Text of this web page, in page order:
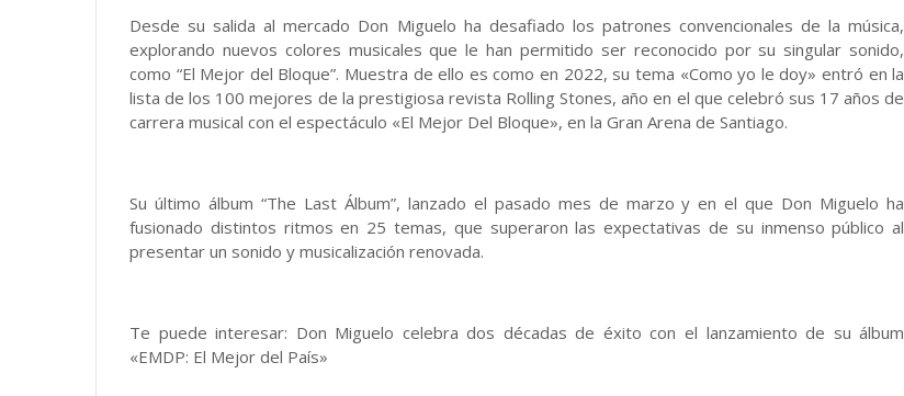
Desde su salida al mercado Don Miguelo ha desafiado los patrones convencionales de la música,
explorando nuevos colores musicales que le han permitido ser reconocido por su singular sonido,
como “El Mejor del Bloque”. Muestra de ello es como en 2022, su tema «Como yo le doy» entró en la
lista de los 100 mejores de la prestigiosa revista Rolling Stones, año en el que celebró sus 17 años de
carrera musical con el espectáculo «El Mejor Del Bloque», en la Gran Arena de Santiago.
Su último álbum “The Last Álbum”, lanzado el pasado mes de marzo y en el que Don Miguelo ha
fusionado distintos ritmos en 25 temas, que superaron las expectativas de su inmenso público al
presentar un sonido y musicalización renovada.
Te puede interesar: Don Miguelo celebra dos décadas de éxito con el lanzamiento de su álbum
«EMDP: El Mejor del País»